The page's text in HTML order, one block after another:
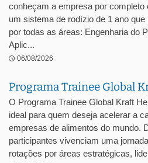
conheçam a empresa por completo
um sistema de rodízio de 1 ano
por todas as áreas: Engenharia do
Aplic...
06/08/2026
Programa Trainee Global
O Programa Trainee Global Kraft
ideal para quem deseja acelerar a
empresas de alimentos do mundo.
participantes vivenciam uma
rotações por áreas estratégicas,